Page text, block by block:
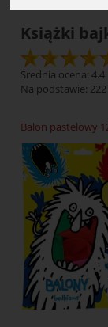
Książki
Średnia ocena: 4.4
Na podstawie:
Balon pastelowy